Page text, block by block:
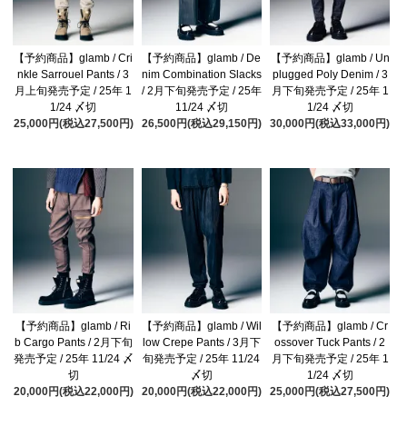
【予約商品】glamb / Cri
nkle Sarrouel Pants / 3
月上旬発売予定 / 25年 1
1/24 〆切
25,000円(税込27,500円)
【予約商品】glamb / De
nim Combination Slacks
/ 2月下旬発売予定 / 25年
11/24 〆切
26,500円(税込29,150円)
【予約商品】glamb / Un
plugged Poly Denim / 3
月下旬発売予定 / 25年 1
1/24 〆切
30,000円(税込33,000円)
【予約商品】glamb / Ri
b Cargo Pants / 2月下旬
発売予定 / 25年 11/24 〆
切
20,000円(税込22,000円)
【予約商品】glamb / Wil
low Crepe Pants / 3月下
旬発売予定 / 25年 11/24
〆切
20,000円(税込22,000円)
【予約商品】glamb / Cr
ossover Tuck Pants / 2
月下旬発売予定 / 25年 1
1/24 〆切
25,000円(税込27,500円)